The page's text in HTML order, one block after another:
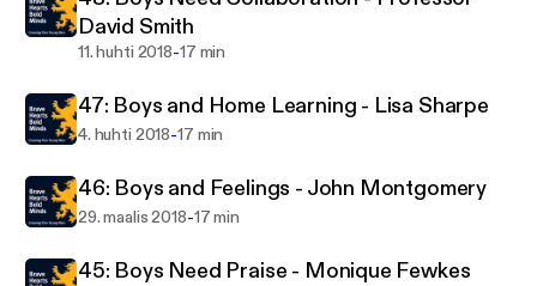
David Smith
11. huhti 2018-17 min
47: Boys and Home Learning - Lisa Sharpe
4. huhti 2018-17 min
46: Boys and Feelings - John Montgomery
29. maalis 2018-17 min
45: Boys Need Praise - Monique Fewkes